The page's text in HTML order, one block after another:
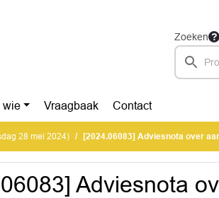
Zoeken
wie Vraagbaak Contact
28 mei 2024) [2024.06083] Adviesnota over aanvullende subsidieverlening aan
Adviesnota